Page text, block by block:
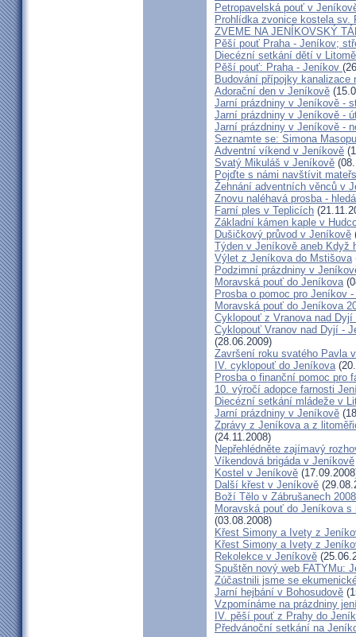
Petropavelská pouť v
Prohlídka zvonice kostela
ZVEME NA JENÍKOVSKÝ
Pěší pouť Praha - Jeníkov;
Diecézní setkání dětí v
Pěší pouť: Praha - Jeníkov
Budování přípojky kanalizace
Adorační den v Jeníkově
Jarní prázdniny v Jeníkově -
Jarní prázdniny v Jeníkově -
Jarní prázdniny v Jeníkově -
Seznamte se: Simona
Adventní víkend v Jeníkově
Svatý Mikuláš v Jeníkově
Pojďte s námi navštívit
Žehnání adventních věnců v
Znovu naléhavá prosba -
Farní ples v Teplicích
Základní kámen kaple v
Dušičkový průvod v Jeníkově
Týden v Jeníkově aneb Když
Výlet z Jeníkova do Mstišova
Podzimní prázdniny v
Moravská pouť do Jeníkova
Prosba o pomoc pro Jeníkov
Moravská pouť do Jeníkova
Cyklopouť z Vranova nad
Cyklopouť Vranov nad Dyjí -
(28.06.2009)
Završení roku svatého Pavla
IV. cyklopouť do Jeníkova
Prosba o finanční pomoc pro
10. výročí adopce farnosti
Diecézní setkání mládeže v
Jarní prázdniny v Jeníkově
Zprávy z Jeníkova a z
(24.11.2008)
Nepřehlédněte zajímavý
Víkendová brigáda v Jeníkově
Kostel v Jeníkově
Další křest v Jeníkově
Boží Tělo v Zábrušanech 2008
Moravská pouť do Jeníkova
(03.08.2008)
Křest Simony a Ivety z
Křest Simony a Ivety z
Rekolekce v Jeníkově
Spuštěn nový web FATYMu:
Zúčastnili jsme se
Jarní hejbání v Bohosudově
Vzpomínáme na prázdniny
IV. pěší pouť z Prahy do
Předvánoční setkání na